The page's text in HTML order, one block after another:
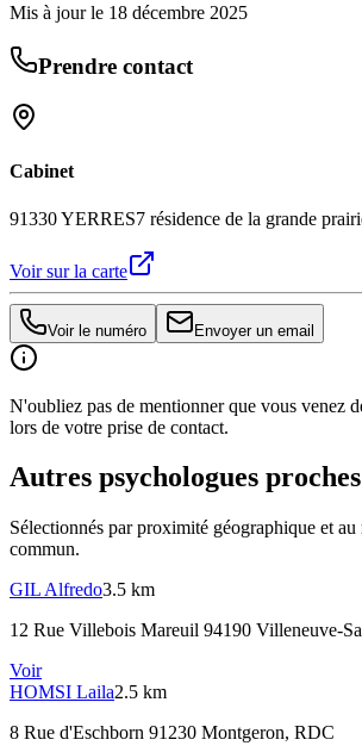
Mis à jour le 18 décembre 2025
Prendre contact
Cabinet
91330 YERRES7 résidence de la grande
Voir sur la carte
Voir le numéro Envoyer un email
N'oubliez pas de mentionner que vous venez
lors de votre prise de contact.
Autres psychologues
Sélectionnés par proximité géographique et au
commun.
GIL Alfredo3.5 km
12 Rue Villebois Mareuil 94190 Villeneuve-
Voir
HOMSI Laila2.5 km
8 Rue d'Eschborn 91230 Montgeron, RDC